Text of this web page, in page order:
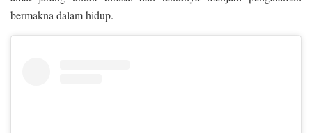
bermakna dalam hidup.